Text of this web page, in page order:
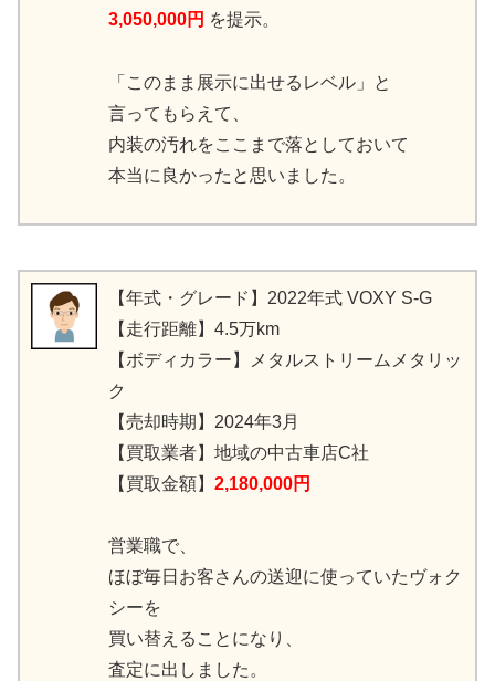
3,050,000円 を提示。
「このまま展示に出せるレベル」と
言ってもらえて、
内装の汚れをここまで落としておいて
本当に良かったと思いました。
【年式・グレード】2022年式 VOXY S-G
【走行距離】4.5万km
【ボディカラー】メタルストリームメタリッ
ク
【売却時期】2024年3月
【買取業者】地域の中古車店C社
【買取金額】 2,180,000円
営業職で、
ほぼ毎日お客さんの送迎に使っていたヴォク
シーを
買い替えることになり、
査定に出しました。